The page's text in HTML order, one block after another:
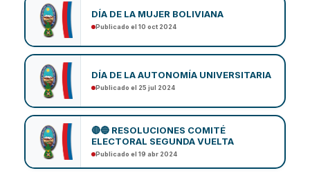
DÍA DE LA MUJER BOLIVIANA
Publicado el 10 oct 2024
DÍA DE LA AUTONOMÍA UNIVERSITARIA
Publicado el 25 jul 2024
🔴🔵 RESOLUCIONES COMITÉ
ELECTORAL SEGUNDA VUELTA
Publicado el 19 abr 2024